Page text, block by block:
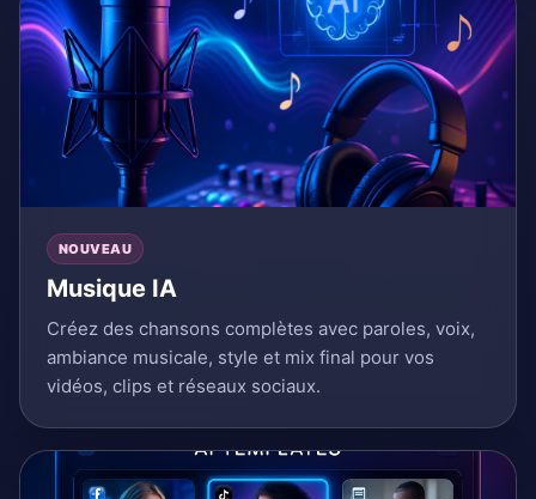
NOUVEAU
Musique IA
Créez des chansons complètes avec paroles, voix,
ambiance musicale, style et mix final pour vos
vidéos, clips et réseaux sociaux.